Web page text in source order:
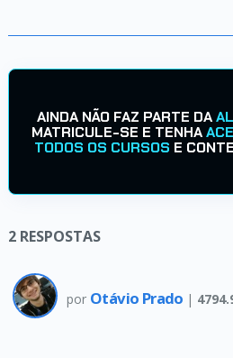
AINDA NÃO FAZ PARTE DA
MATRICULE-SE E TENHA
TODOS OS CURSOS E
2 RESPOSTAS
por Otávio Prado |